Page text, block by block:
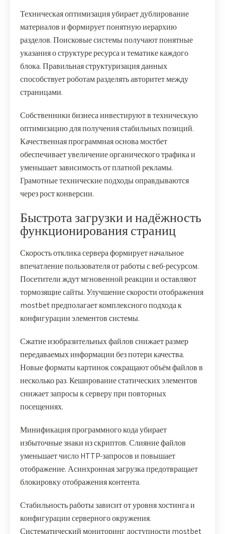
Техническая оптимизация убирает дублирование
материалов и формирует понятную иерархию
разделов. Поисковые системы получают понятные
указания о структуре ресурса и тематике каждого
блока. Правильная структуризация данных
способствует роботам разделять авторитет между
страницами.
Собственники бизнеса инвестируют в техническую
оптимизацию для получения стабильных позиций.
Качественная программная основа мостбет
обеспечивает увеличение органического трафика и
уменьшает зависимость от платной рекламы.
Грамотные технические подходы оправдываются
через рост конверсии.
Быстрота загрузки и надёжность
функционирования страниц
Скорость отклика сервера формирует начальное
впечатление пользователя от работы с веб-ресурсом.
Посетители ждут мгновенной реакции и оставляют
тормозящие сайты. Улучшение скорости отображения
mostbet предполагает комплексного подхода к
конфигурации элементов системы.
Сжатие изобразительных файлов снижает размер
передаваемых информации без потери качества.
Новые форматы картинок сокращают объём файлов в
несколько раз. Кеширование статических элементов
снижает запросы к серверу при повторных
посещениях.
Минификация программного кода убирает
избыточные знаки из скриптов. Слияние файлов
уменьшает число HTTP-запросов и повышает
отображение. Асинхронная загрузка предотвращает
блокировку отображения контента.
Стабильность работы зависит от уровня хостинга и
конфигурации серверного окружения.
Систематический мониторинг доступности mostbet